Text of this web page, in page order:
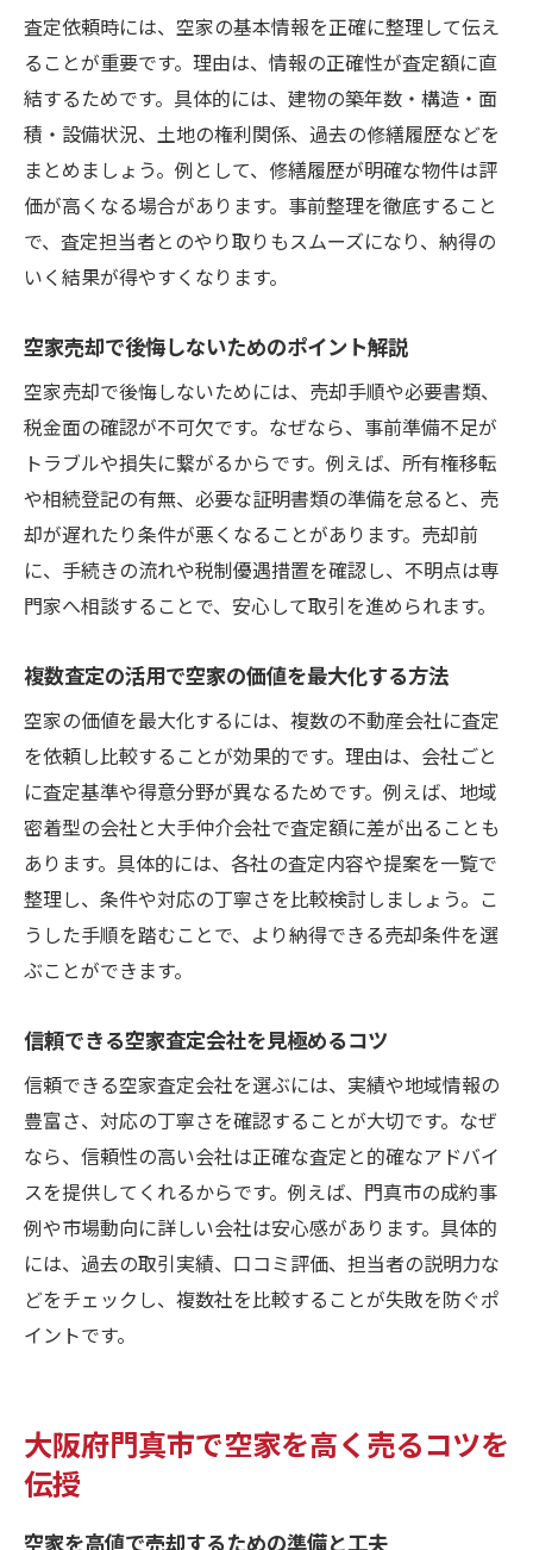
査定額の根拠をしっかり確認する重要性
空家の状態が査定結果に与える影響とは
トラブル回避へ導く空家売却の注意点
空家売却でよくあるトラブル事例と対策法
空家の境界問題や権利関係の注意ポイント
売却前に確認すべき空家の法的チェック項
目
近隣とのトラブルを未然に防ぐ空家管理術
空家の査定方法を知り賢く売却準備
主な空家査定方法とその特徴を徹底比較
現地査定と机上査定それぞれのメリット解
説
空家査定の依頼タイミングと手順を押さえ
査定結果を活かした空家売却戦略の立て方
複数査定の重要性と選択時の注意点
査定後の空家メンテナンスで評価アップ
損を防ぐ門真市の空家売却ポイント集
空家売却時に避けたい損する行動一覧
門真市で空家を高く売るための実践ポイン
ト
損失回避のための空家売却タイミング選び
税金や諸費用を見据えた空家売却計画
売却後も安心できる空家売却の進め方
空家売却後の資産運用も考える賢い選択
空家売却後の資金活用方法と運用のコツ
売却益を活かす資産運用の基本戦略とは
空家売却後に検討したい税金対策ポイント
空家売却と併せて考える将来の資産形成
売却後のトラブル防止策と安心サポート体
ア
査定依頼時には、空家の基本情報を正確に整理して伝え
ることが重要です。理由は、情報の正確性が査定額に直
結するためです。具体的には、建物の築年数・構造・面
積・設備状況、土地の権利関係、過去の修繕履歴などを
まとめましょう。例として、修繕履歴が明確な物件は評
価が高くなる場合があります。事前整理を徹底すること
で、査定担当者とのやり取りもスムーズになり、納得の
いく結果が得やすくなります。
空家売却で後悔しないためのポイント解説
空家売却で後悔しないためには、売却手順や必要書類、
税金面の確認が不可欠です。なぜなら、事前準備不足が
トラブルや損失に繋がるからです。例えば、所有権移転
や相続登記の有無、必要な証明書類の準備を怠ると、売
却が遅れたり条件が悪くなることがあります。売却前
に、手続きの流れや税制優遇措置を確認し、不明点は専
門家へ相談することで、安心して取引を進められます。
複数査定の活用で空家の価値を最大化する方法
空家の価値を最大化するには、複数の不動産会社に査定
を依頼し比較することが効果的です。理由は、会社ごと
に査定基準や得意分野が異なるためです。例えば、地域
密着型の会社と大手仲介会社で査定額に差が出ることも
あります。具体的には、各社の査定内容や提案を一覧で
整理し、条件や対応の丁寧さを比較検討しましょう。こ
うした手順を踏むことで、より納得できる売却条件を選
ぶことができます。
信頼できる空家査定会社を見極めるコツ
信頼できる空家査定会社を選ぶには、実績や地域情報の
豊富さ、対応の丁寧さを確認することが大切です。なぜ
なら、信頼性の高い会社は正確な査定と的確なアドバイ
スを提供してくれるからです。例えば、門真市の成約事
例や市場動向に詳しい会社は安心感があります。具体的
には、過去の取引実績、口コミ評価、担当者の説明力な
どをチェックし、複数社を比較することが失敗を防ぐポ
イントです。
大阪府門真市で空家を高く売るコツを
伝授
空家を高値で売却するための準備と工夫